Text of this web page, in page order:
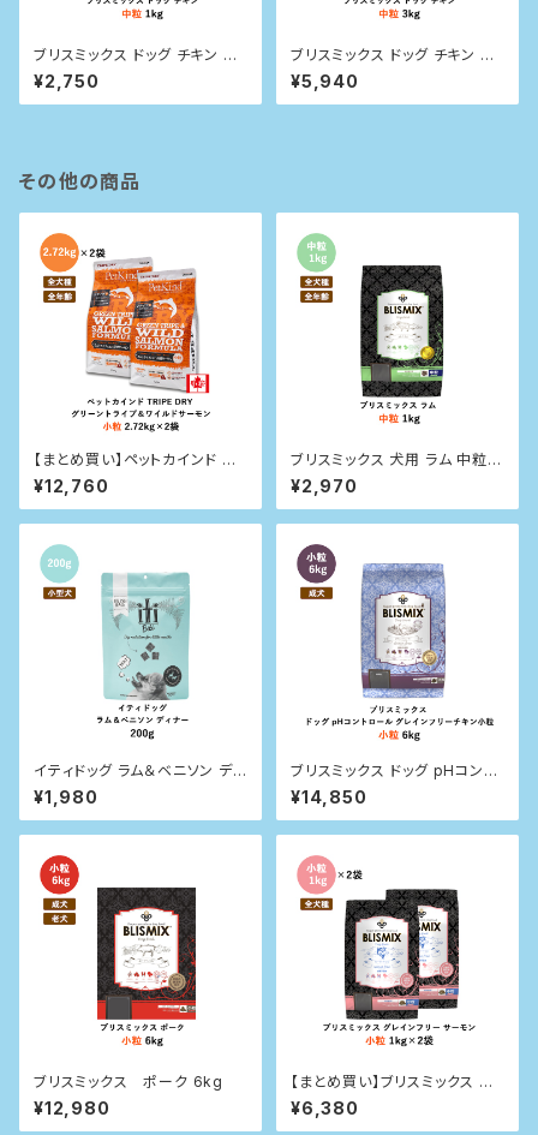
ブリスミックス ドッグ チキン 中
粒 1kg
¥2,750
ブリスミックス ドッグ チキン 中
粒 3kg
¥5,940
その他の商品
【まとめ買い】ペットカインド トラ
イプドライ グリーントライプ＆ワ
イルドサーモン 小粒 2.72kg×2
袋
¥12,760
ブリスミックス 犬用 ラム 中粒 1
kg
¥2,970
イティドッグ ラム＆ベニソン ディ
ナー 200g
¥1,980
ブリスミックス ドッグ pHコント
ロール グレインフリーチキン小
粒（犬用）6kg
¥14,850
ブリスミックス ポーク 6kg
¥12,980
【まとめ買い】ブリスミックス グ
レインフリー サーモン小粒(犬
用) 1kg×2袋
¥6,380